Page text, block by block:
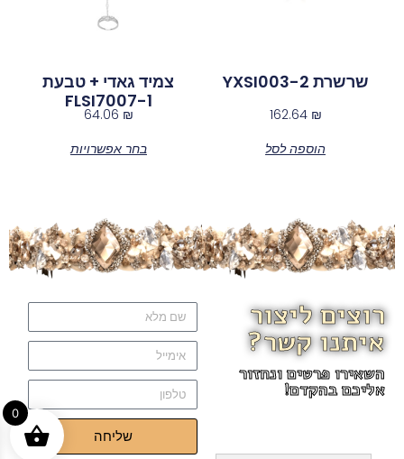
שרשרת YXSI003-2
162.64 ₪
הוספה לסל
צמיד גאדי + טבעת
FLSI7007-1
64.06 ₪
בחר אפשרויות
רוצים ליצור
איתנו קשר?
השאירו פרטים ונחזור
אליכם בהקדם!
שליחה
0